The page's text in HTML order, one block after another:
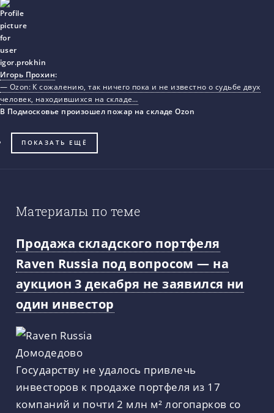
Игорь Прохин:
— Ozon: К сожалению, так ничего пока и не известно о судьбе двух
человек, находившихся на складе…
В Подмосковье произошел пожар на складе Ozon
ПОКАЗАТЬ ЕЩЁ
Материалы по теме
Продажа складского портфеля
Raven Russia под вопросом — на
аукцион 3 декабря не заявился ни
один инвестор
Государству не удалось привлечь
инвесторов к продаже портфеля из 17
компаний и почти 2 млн м² логопарков со